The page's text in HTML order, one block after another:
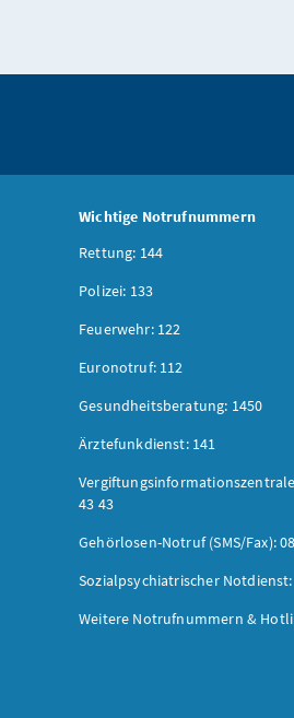
Wichtige Notrufnummern
Rettung: 144
Polizei: 133
Feuerwehr: 122
Euronotruf: 112
Gesundheitsberatung: 1450
Ärztefunkdienst: 141
Vergiftungsinformationszentrale
43 43
Gehörlosen-Notruf (SMS/Fax):
Sozialpsychiatrischer Notdienst:
Weitere Notrufnummern &